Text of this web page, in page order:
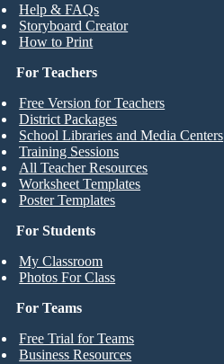
Help & FAQs
Storyboard Creator
How to Print
For Students
My Classroom
Photos For Class
For Teachers
Free Version for Teachers
District Packages
School Libraries and Media Centers
Training Sessions
All Teacher Resources
Worksheet Templates
Poster Templates
For Teams
Free Trial for Teams
Business Resources